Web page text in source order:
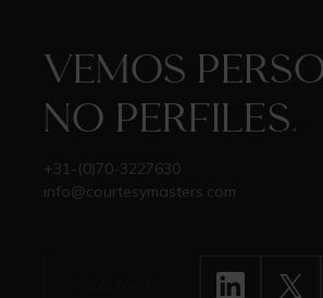
Vemos
no perfiles.
+31-(0)70-3227630
info@courtesymasters.com